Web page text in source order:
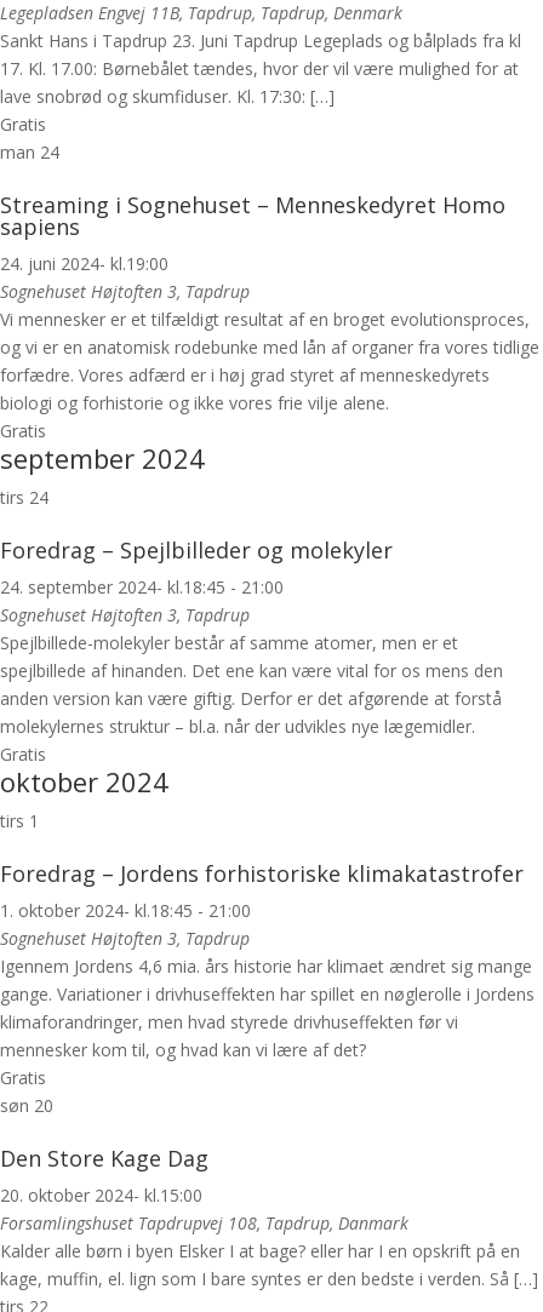
Legepladsen Engvej 11B, Tapdrup, Tapdrup, Denmark
Sankt Hans i Tapdrup 23. Juni Tapdrup Legeplads og bålplads fra kl
17. Kl. 17.00: Børnebålet tændes, hvor der vil være mulighed for at
lave snobrød og skumfiduser. Kl. 17:30: […]
Gratis
man 24
Streaming i Sognehuset – Menneskedyret Homo
sapiens
24. juni 2024- kl.19:00
Sognehuset Højtoften 3, Tapdrup
Vi mennesker er et tilfældigt resultat af en broget evolutionsproces,
og vi er en anatomisk rodebunke med lån af organer fra vores tidlige
forfædre. Vores adfærd er i høj grad styret af menneskedyrets
biologi og forhistorie og ikke vores frie vilje alene.
Gratis
september 2024
tirs 24
Foredrag – Spejlbilleder og molekyler
24. september 2024- kl.18:45 - 21:00
Sognehuset Højtoften 3, Tapdrup
Spejlbillede-molekyler består af samme atomer, men er et
spejlbillede af hinanden. Det ene kan være vital for os mens den
anden version kan være giftig. Derfor er det afgørende at forstå
molekylernes struktur – bl.a. når der udvikles nye lægemidler.
Gratis
oktober 2024
tirs 1
Foredrag – Jordens forhistoriske klimakatastrofer
1. oktober 2024- kl.18:45 - 21:00
Sognehuset Højtoften 3, Tapdrup
Igennem Jordens 4,6 mia. års historie har klimaet ændret sig mange
gange. Variationer i drivhuseffekten har spillet en nøglerolle i Jordens
klimaforandringer, men hvad styrede drivhuseffekten før vi
mennesker kom til, og hvad kan vi lære af det?
Gratis
søn 20
Den Store Kage Dag
20. oktober 2024- kl.15:00
Forsamlingshuset Tapdrupvej 108, Tapdrup, Danmark
Kalder alle børn i byen Elsker I at bage? eller har I en opskrift på en
kage, muffin, el. lign som I bare syntes er den bedste i verden. Så […]
tirs 22